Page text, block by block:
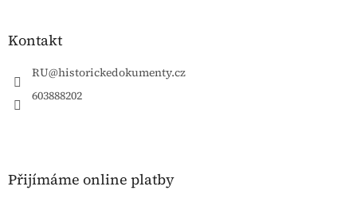
Kontakt
RU@historickedokumenty.cz
603888202
Přijímáme online platby